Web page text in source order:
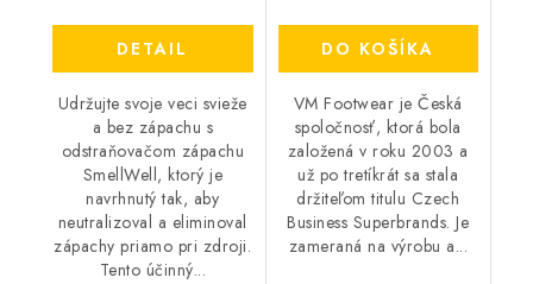
DETAIL
Udržujte svoje veci svieže
a bez zápachu s
odstraňovačom zápachu
SmellWell, ktorý je
navrhnutý tak, aby
neutralizoval a eliminoval
zápachy priamo pri zdroji.
Tento účinný...
DO KOŠÍKA
VM Footwear je Česká
spoločnosť, ktorá bola
založená v roku 2003 a
už po tretíkrát sa stala
držiteľom titulu Czech
Business Superbrands. Je
zameraná na výrobu a...